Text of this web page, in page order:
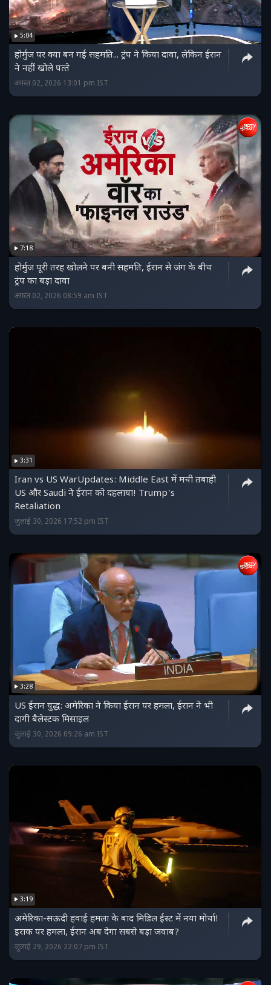
5:04
होर्मुज पर क्‍या बन गई सहमति... ट्रंप ने किया दावा, लेकिन ईरान
ने नहीं खोले पत्‍ते
अगस्त 02, 2026 13:01 pm IST
7:18
होर्मुज पूरी तरह खोलने पर बनी सहमति, ईरान से जंग के बीच
ट्रंप का बड़ा दावा
अगस्त 02, 2026 08:59 am IST
3:31
Iran vs US WarUpdates: Middle East में मची तबाही
US और Saudi ने ईरान को दहलाया! Trump's
Retaliation
जुलाई 30, 2026 17:52 pm IST
3:28
US ईरान युद्ध: अमेरिका ने किया ईरान पर हमला, ईरान ने भी
दागी बैलेस्टक मिसाइल
जुलाई 30, 2026 09:26 am IST
3:19
अमेरिका-सऊदी हवाई हमला के बाद मिडिल ईस्ट में नया मोर्चा!
इराक पर हमला, ईरान अब देगा सबसे बड़ा जवाब?
जुलाई 29, 2026 22:07 pm IST